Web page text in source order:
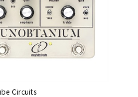
Circuits